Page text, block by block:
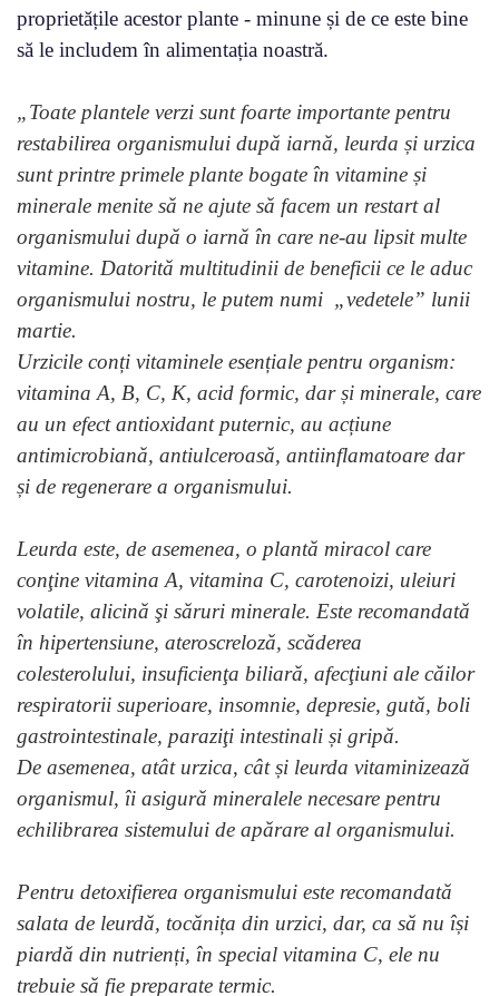
proprietățile acestor plante - minune și de ce este bine
să le includem în alimentația noastră.
„Toate plantele verzi sunt foarte importante pentru
restabilirea organismului după iarnă, leurda și urzica
sunt printre primele plante bogate în vitamine și
minerale menite să ne ajute să facem un restart al
organismului după o iarnă în care ne-au lipsit multe
vitamine. Datorită multitudinii de beneficii ce le aduc
organismului nostru, le putem numi „vedetele” lunii
martie.
Urzicile conți vitaminele esențiale pentru organism:
vitamina A, B, C, K, acid formic, dar și minerale, care
au un efect antioxidant puternic, au acțiune
antimicrobiană, antiulceroasă, antiinflamatoare dar
și de regenerare a organismului.
Leurda este, de asemenea, o plantă miracol care
conţine vitamina A, vitamina C, carotenoizi, uleiuri
volatile, alicină şi săruri minerale. Este recomandată
în hipertensiune, ateroscreloză, scăderea
colesterolului, insuficienţa biliară, afecţiuni ale căilor
respiratorii superioare, insomnie, depresie, gută, boli
gastrointestinale, paraziţi intestinali și gripă.
De asemenea, atât urzica, cât și leurda vitaminizează
organismul, îi asigură mineralele necesare pentru
echilibrarea sistemului de apărare al organismului.
Pentru detoxifierea organismului este recomandată
salata de leurdă, tocănița din urzici, dar, ca să nu își
piardă din nutrienți, în special vitamina C, ele nu
trebuie să fie preparate termic.